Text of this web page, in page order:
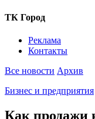
ТК Город
Реклама
Контакты
Все новости Архив
Бизнес и предприятия
Как продажи